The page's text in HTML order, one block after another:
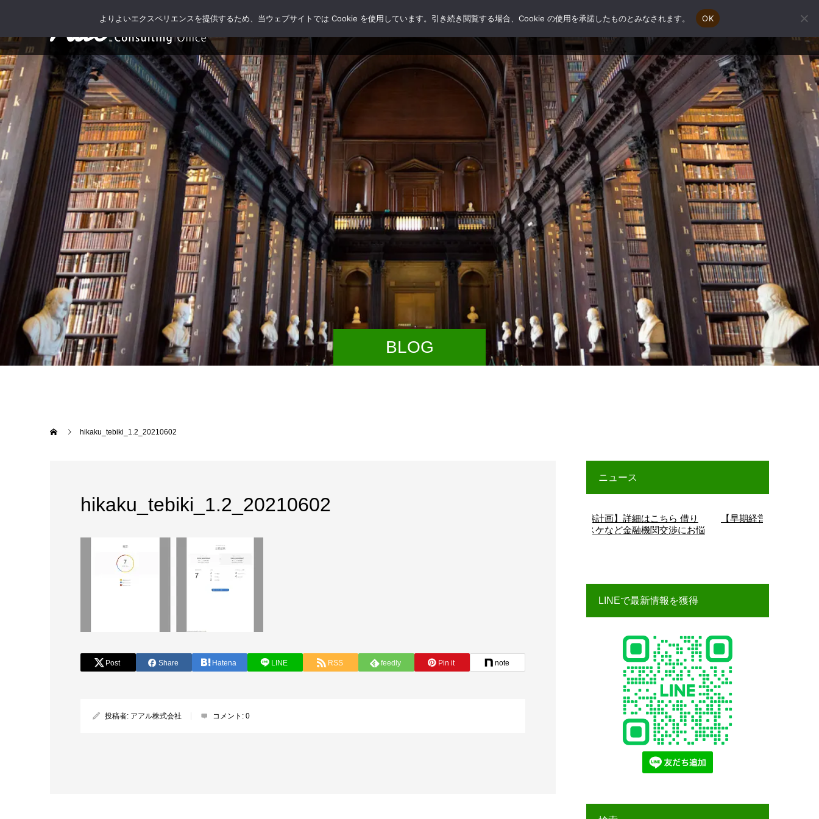
お問い合わせ
BLOG
hikaku_tebiki_1.2_20210602
hikaku_tebiki_1.2_20210602
Post Share Hatena LINE RSS feedly Pin it note
投稿者: アアル株式会社 コメント: 0
ニュース
【経営改善計画】詳細はこちら 借り
換え、リスケなど金融機関交渉にお悩
【早期経営改善計画】詳細はこちら
LINEで最新情報を獲得
よりよいエクスペリエンスを提供するため、当ウェブサイトでは Cookie を使用しています。引き続き閲覧する場合、Cookie の使用を承諾したものとみなされます。 OK